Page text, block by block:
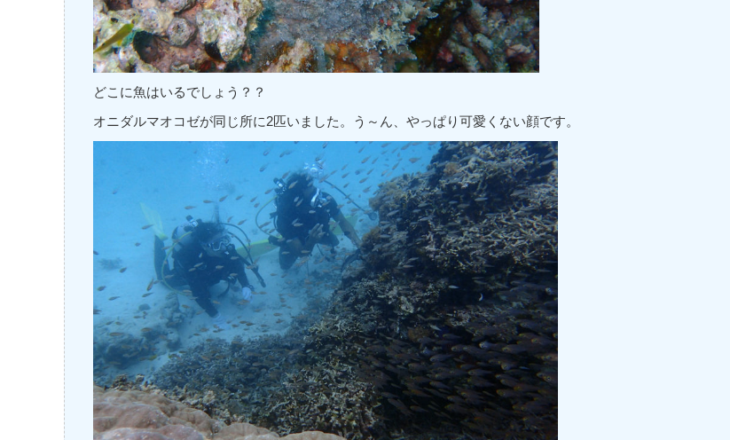
どこに魚はいるでしょう？？
オニダルマオコゼが同じ所に2匹いました。う～ん、やっぱり可愛くない顔です。